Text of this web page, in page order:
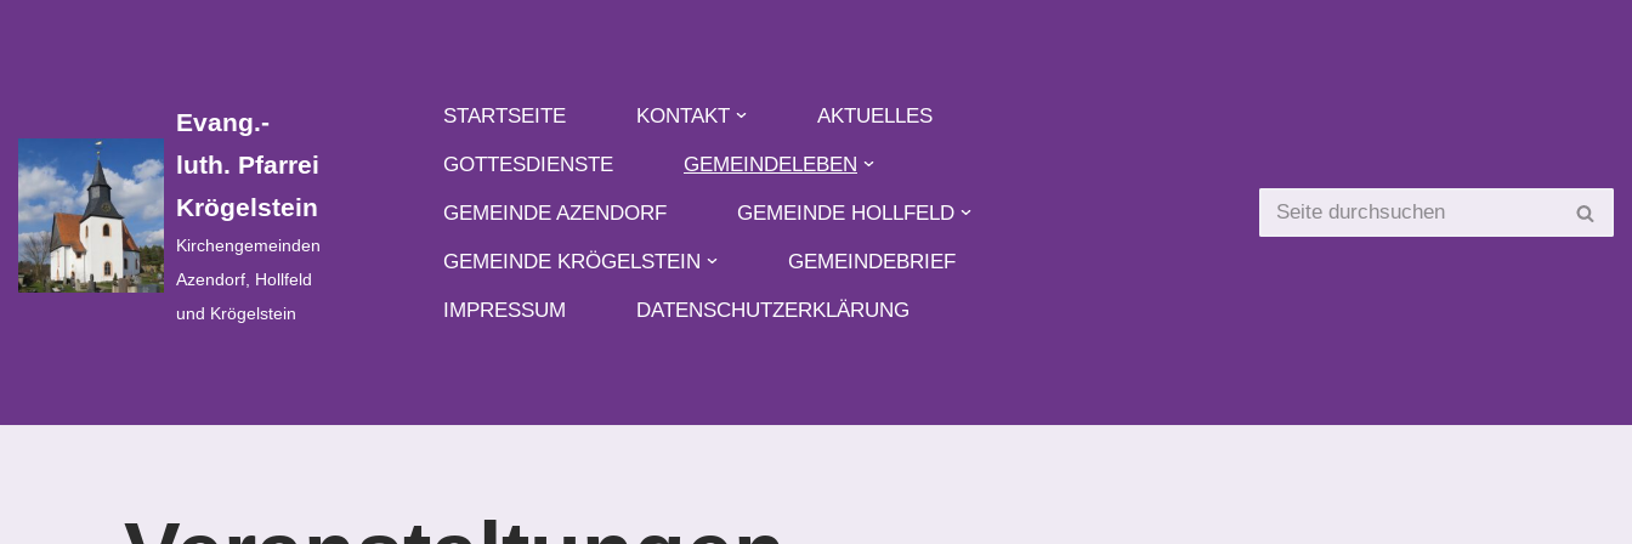
springen
Evang.-
luth. Pfarrei
Krögelstein
Kirchengemeinden
Azendorf, Hollfeld
und Krögelstein
STARTSEITE KONTAKT AKTUELLES
GOTTESDIENSTE GEMEINDELEBEN
GEMEINDE AZENDORF GEMEINDE HOLLFELD
GEMEINDE KRÖGELSTEIN GEMEINDEBRIEF
IMPRESSUM DATENSCHUTZERKLÄRUNG